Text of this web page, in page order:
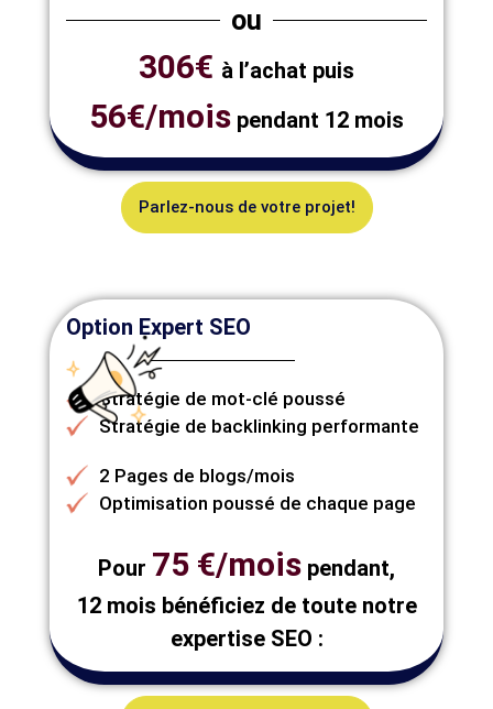
ou
306€ à l’achat puis
56€/mois pendant 12 mois
Parlez-nous de votre projet!
Option Expert SEO
Stratégie de mot-clé poussé
Stratégie de backlinking performante
2 Pages de blogs/mois
Optimisation poussé de chaque page
Pour 75 €/mois pendant,
12 mois bénéficiez de toute notre
expertise SEO :